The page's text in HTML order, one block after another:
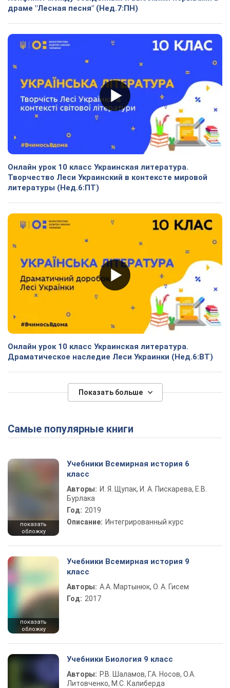
драме "Лесная песня" (Нед.7:ПН)
Онлайн урок 10 класс Украинская литература.
Творчество Леси Украинский в контексте мировой
литературы (Нед.6:ПТ)
Онлайн урок 10 класс Украинская литература.
Драматическое наследие Леси Украинки (Нед.6:ВТ)
Показать больше
Самые популярные книги
показать
обложку
Учебники Всемирная история 6
класс
Авторы: И. Я. Щупак, И. А. Пискарева, Е.В.
Бурлака
Год: 2019
Описание: Интегрированный курс
показать
обложку
Учебники Всемирная история 9
класс
Авторы: А.А. Мартынюк, О. А. Гисем
Год: 2017
Учебники Биология 9 класс
Авторы: Р.В. Шаламов, Г.А. Носов, О.А.
Литовченко, М.С. Калиберда